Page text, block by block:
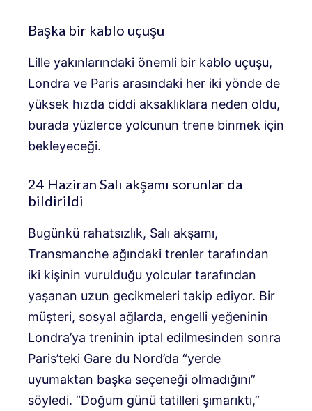
Başka bir kablo uçuşu
Lille yakınlarındaki önemli bir kablo uçuşu,
Londra ve Paris arasındaki her iki yönde de
yüksek hızda ciddi aksaklıklara neden oldu,
burada yüzlerce yolcunun trene binmek için
bekleyeceği.
24 Haziran Salı akşamı sorunlar da
bildirildi
Bugünkü rahatsızlık, Salı akşamı,
Transmanche ağındaki trenler tarafından
iki kişinin vurulduğu yolcular tarafından
yaşanan uzun gecikmeleri takip ediyor. Bir
müşteri, sosyal ağlarda, engelli yeğeninin
Londra’ya treninin iptal edilmesinden sonra
Paris’teki Gare du Nord’da “yerde
uyumaktan başka seçeneği olmadığını”
söyledi. “Doğum günü tatilleri şımarıktı,”